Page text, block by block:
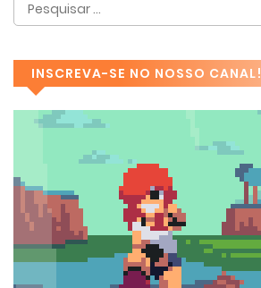
INSCREVA-SE NO NOSSO CANAL!